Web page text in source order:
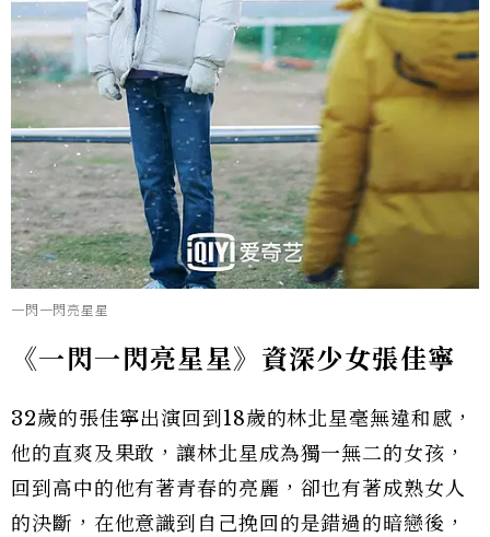
一閃一閃亮星星
《一閃一閃亮星星》資深少女張佳寧
32歲的張佳寧出演回到18歲的林北星毫無違和感，
他的直爽及果敢，讓林北星成為獨一無二的女孩，
回到高中的他有著青春的亮麗，卻也有著成熟女人
的決斷，在他意識到自己挽回的是錯過的暗戀後，